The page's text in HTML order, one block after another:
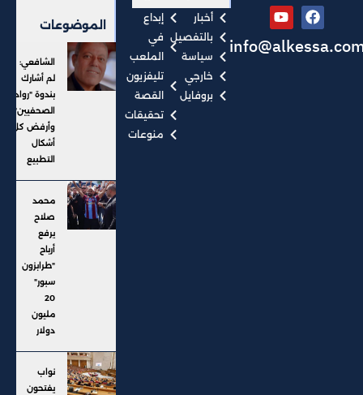
أخبار
بالتفصيل
سياسة
خارجي
بروفايل
إبداع
في
الملعب
تليفزيون
القصة
تحقيقات
منوعات
الموضوعات
الشافعي:
لم أشارك
بندوة "رواد
الصحفيين"..
وأرفض كل
أشكال
التطبيع
محمد
صلاح
يرفع
أرباح
"طرابزون
سبور"
20
مليون
دولار
نواب
يفتحون